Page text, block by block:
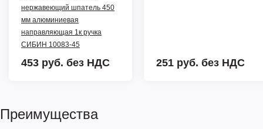
нержавеющий шпатель 450
мм алюминиевая
направляющая 1к ручка
СИБИН 10083-45
453 руб. без НДС 251 руб. без НДС
Преимущества